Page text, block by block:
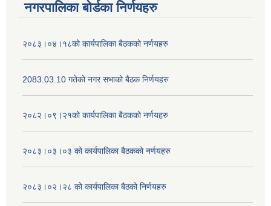
नगरपालिका बोर्डका निर्णयहरु
२०८३।०४।१८को कार्यपालिका बैठकको नर्णयहरु
2083.03.10 गतेको नगर सभाको बैठक निर्णयहरु
२०८२।०९।२१को कार्यपालिका बैठकको नर्णयहरु
२०८३।०३।०३ को कार्यपालिका बैठकको नर्णयहरु
२०८३।०२।२८ को कार्यपालिका बैठको निर्णयहरु